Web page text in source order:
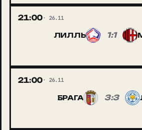
21:00 26.11
ЛИЛЛЬ 1:1
21:00 26.11
БРАГА 3:3